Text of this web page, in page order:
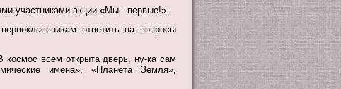
участниками акции «Мы - первые!».
ответить на вопросы
космос всем открыта дверь, ну-ка сам
имена», «Планета Земля»,